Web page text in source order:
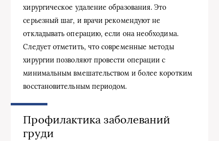
хирургическое удаление образования. Это
серьезный шаг, и врачи рекомендуют не
откладывать операцию, если она необходима.
Следует отметить, что современные методы
хирургии позволяют провести операции с
минимальным вмешательством и более коротким
восстановительным периодом.
Профилактика заболеваний
груди